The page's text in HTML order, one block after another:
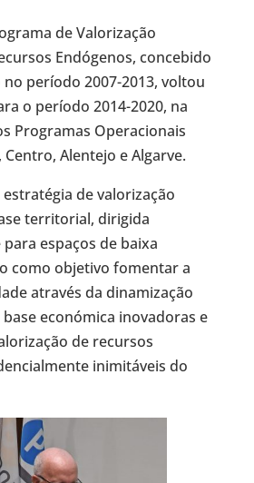
de Valorização
Endógenos, concebido
período 2007-2013, voltou
o período 2014-2020, na
Programas Operacionais
Alentejo e Algarve.
de valorização
territorial, dirigida
espaços de baixa
como objetivo fomentar a
através da dinamização
económica inovadoras e
de recursos
inimitáveis do